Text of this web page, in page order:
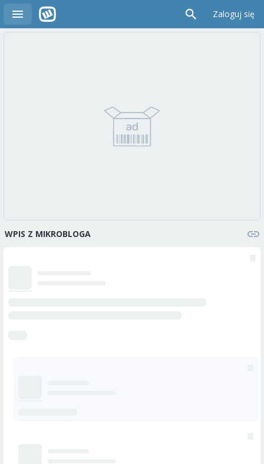
Zaloguj się
WPIS Z MIKROBLOGA